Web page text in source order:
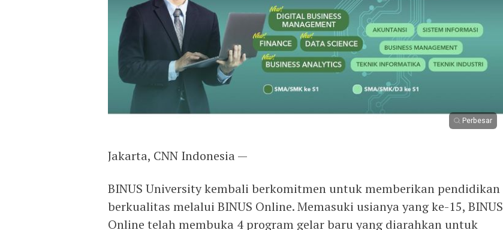
Perbesar
Jakarta, CNN Indonesia —
BINUS University kembali berkomitmen untuk memberikan pendidikan
berkualitas melalui BINUS Online. Memasuki usianya yang ke-15, BINUS
Online telah membuka 4 program gelar baru yang diarahkan untuk